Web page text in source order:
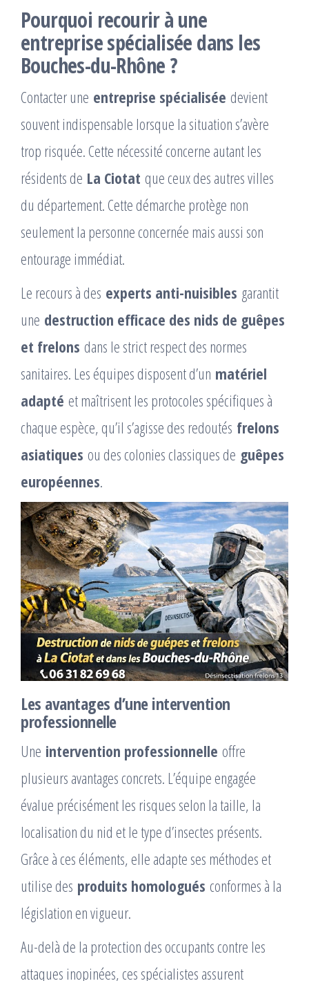
Pourquoi recourir à une
entreprise spécialisée dans les
Bouches-du-Rhône ?
Contacter une entreprise spécialisée devient
souvent indispensable lorsque la situation s’avère
trop risquée. Cette nécessité concerne autant les
résidents de La Ciotat que ceux des autres villes
du département. Cette démarche protège non
seulement la personne concernée mais aussi son
entourage immédiat.
Le recours à des experts anti-nuisibles garantit
une destruction efficace des nids de guêpes
et frelons dans le strict respect des normes
sanitaires. Les équipes disposent d’un matériel
adapté et maîtrisent les protocoles spécifiques à
chaque espèce, qu’il s’agisse des redoutés frelons
asiatiques ou des colonies classiques de guêpes
européennes.
Les avantages d’une intervention
professionnelle
Une intervention professionnelle offre
plusieurs avantages concrets. L’équipe engagée
évalue précisément les risques selon la taille, la
localisation du nid et le type d’insectes présents.
Grâce à ces éléments, elle adapte ses méthodes et
utilise des produits homologués conformes à la
législation en vigueur.
Au-delà de la protection des occupants contre les
attaques inopinées, ces spécialistes assurent